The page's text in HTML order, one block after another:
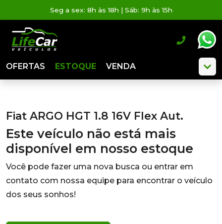
Seg a sex: 8h às 18h | Sáb: 9h às 15h
OFERTAS ESTOQUE VENDA
Fiat ARGO HGT 1.8 16V Flex Aut.
Este veículo não está mais
disponível em nosso estoque
Você pode fazer uma nova busca ou entrar em
contato com nossa equipe para encontrar o veículo
dos seus sonhos!